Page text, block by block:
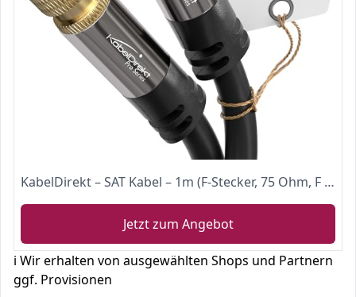
KabelDirekt – SAT Kabel – 1m (F-Stecker, 75 Ohm, F Stecker Koaxialkabel geeignet für TV, HDTV, Radio, DVB-T, DVB-C, DVB-S, DVB-S2) – PRO Series
Jetzt zum Angebot
ℹ️ Wir erhalten von ausgewählten Shops und Partnern
ggf. Provisionen